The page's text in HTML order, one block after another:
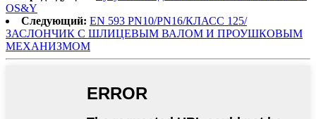
OS&Y
Следующий: EN 593 PN10/PN16/КЛАСС 125/
ЗАСЛОНЧИК С ШЛИЦЕВЫМ ВАЛОМ И ПРОУШКОВЫМ
МЕХАНИЗМОМ